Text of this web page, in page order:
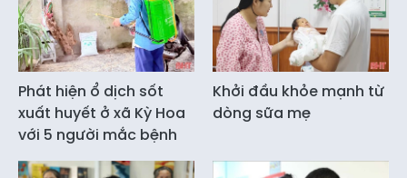
Phát hiện ổ dịch sốt
xuất huyết ở xã Kỳ Hoa
với 5 người mắc bệnh
Khởi đầu khỏe mạnh từ
dòng sữa mẹ